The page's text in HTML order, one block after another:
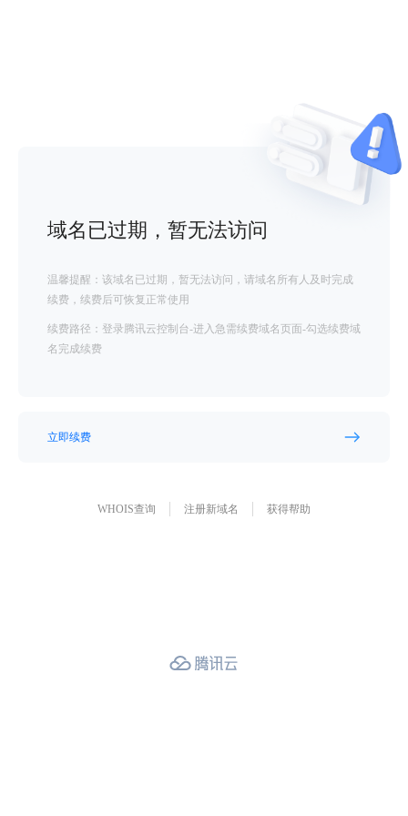
域名已过期，暂无法访问
温馨提醒：该域名已过期，暂无法访问，请域名所有人及时完成
续费，续费后可恢复正常使用
续费路径：登录腾讯云控制台-进入急需续费域名页面-勾选续费域
名完成续费
立即续费
WHOIS查询 注册新域名 获得帮助